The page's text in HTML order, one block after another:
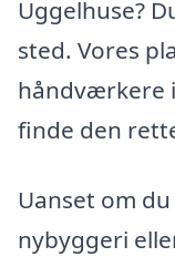
Uggelhuse?
sted. Vores
håndværkere
finde den
Uanset om
nybyggeri